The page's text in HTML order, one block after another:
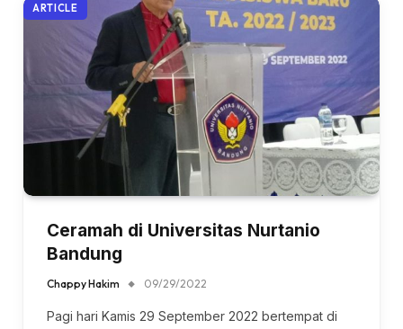
ARTICLE
Ceramah di Universitas Nurtanio
Bandung
Chappy Hakim 09/29/2022
Pagi hari Kamis 29 September 2022 bertempat di